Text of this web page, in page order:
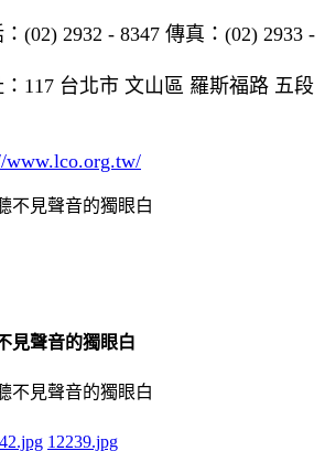
(02) 2932 - 8347 傳真：(02) 2933 -
117 台北市 文山區 羅斯福路 五段
www.lco.org.tw/
見聲音的獨眼白
12239.jpg